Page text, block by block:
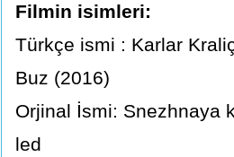
Filmin isimleri:
Türkçe ismi : Karlar
Buz (2016)
Orjinal İsmi: Snezhnaya
led